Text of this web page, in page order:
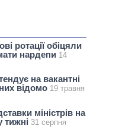
ротації обіцяли
нардепи 14
на вакантні
відомо 19 травня
міністрів на
31 серпня